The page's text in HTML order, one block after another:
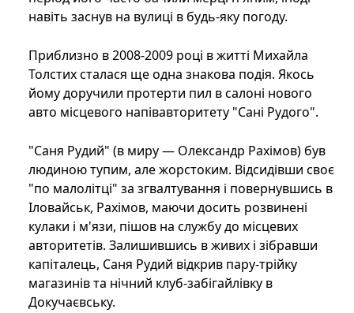
навіть заснув на вулиці в будь-яку погоду.
Приблизно в 2008-2009 році в житті Михайла
Толстих сталася ще одна знакова подія. Якось
йому доручили протерти пил в салоні нового
авто місцевого напівавторитету "Сані Рудого".
"Саня Рудий" (в миру — Олександр Рахімов) був
людиною тупим, але жорстоким. Відсидівши своє
"по малолітці" за згвалтування і повернувшись в
Іловайськ, Рахімов, маючи досить розвинені
кулаки і м'язи, пішов на службу до місцевих
авторитетів. Залишившись в живих і зібравши
капіталець, Саня Рудий відкрив пару-трійку
магазинів та нічний клуб-забігайлівку в
Докучаєвську.